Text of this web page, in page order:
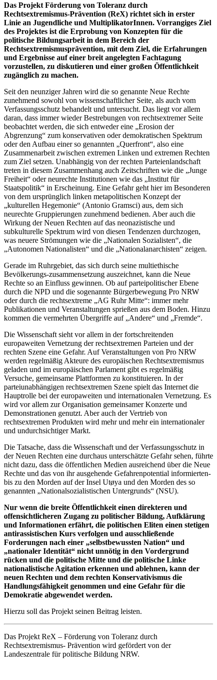
Das Projekt Förderung von Toleranz durch
Rechtsextremismus-Prävention (ReX) richtet sich in erster
Linie an Jugendliche und MultiplikatorInnen. Vorrangiges Ziel
des Projektes ist die Erprobung von Konzepten für die
politische Bildungsarbeit in dem Bereich der
Rechtsextremismusprävention, mit dem Ziel, die Erfahrungen
und Ergebnisse auf einer breit angelegten Fachtagung
vorzustellen, zu diskutieren und einer großen Öffentlichkeit
zugänglich zu machen.
Seit den neunziger Jahren wird die so genannte Neue Rechte
zunehmend sowohl von wissenschaftlicher Seite, als auch vom
Verfassungsschutz behandelt und untersucht. Das liegt vor allem
daran, dass immer wieder Bestrebungen von rechtsextremer Seite
beobachtet werden, die sich entweder eine „Erosion der
Abgrenzung“ zum konservativen oder demokratischen Spektrum
oder den Aufbau einer so genannten „Querfront“, also eine
Zusammenarbeit zwischen extremen Linken und extremen Rechten
zum Ziel setzen. Unabhängig von der rechten Parteienlandschaft
treten in diesem Zusammenhang auch Zeitschriften wie die „Junge
Freiheit“ oder neurechte Institutionen wie das „Institut für
Staatspolitik“ in Erscheinung. Eine Gefahr geht hier im Besonderen
von dem ursprünglich linken metapolitischen Konzept der
„kulturellen Hegemonie“ (Antonio Gramsci) aus, dem sich
neurechte Gruppierungen zunehmend bedienen. Aber auch die
Wirkung der Neuen Rechten auf das neonazistische und
subkulturelle Spektrum wird von diesen Tendenzen durchzogen,
was neuere Strömungen wie die „Nationalen Sozialisten“, die
„Autonomen Nationalisten“ und die „Nationalanarchisten“ zeigen.
Gerade im Ruhrgebiet, das sich durch seine multiethische
Bevölkerungs-zusammensetzung auszeichnet, kann die Neue
Rechte so an Einfluss gewinnen. Ob auf parteipolitischer Ebene
durch die NPD und die sogenannte Bürgerbewegung Pro NRW
oder durch die rechtsextreme „AG Ruhr Mitte“: immer mehr
Publikationen und Veranstaltungen sprießen aus dem Boden. Hinzu
kommen die vermehrten Übergriffe auf „Andere“ und „Fremde“.
Die Wissenschaft sieht vor allem in der fortschreitenden
europaweiten Vernetzung der rechtsextremen Parteien und der
rechten Szene eine Gefahr. Auf Veranstaltungen von Pro NRW
werden regelmäßig Akteure des europäischen Rechtsextremismus
geladen und im europäischen Parlament gibt es regelmäßig
Versuche, gemeinsame Plattformen zu konstituieren. In der
parteiunabhängigen rechtsextremen Szene spielt das Internet die
Hauptrolle bei der europaweiten und internationalen Vernetzung. Es
wird vor allem zur Organisation gemeinsamer Konzerte und
Demonstrationen genutzt. Aber auch der Vertrieb von
rechtsextremen Produkten wird mehr und mehr ein internationaler
und undurchsichtiger Markt.
Die Tatsache, dass die Wissenschaft und der Verfassungsschutz in
der Neuen Rechten eine durchaus unterschätzte Gefahr sehen, führte
nicht dazu, dass die öffentlichen Medien ausreichend über die Neue
Rechte und das von ihr ausgehende Gefahrenpotential informierten-
bis zu den Morden auf der Insel Utøya und den Morden des so
genannten „Nationalsozialistischen Untergrunds“ (NSU).
Nur wenn die breite Öffentlichkeit einen direkteren und
offensichtlicheren Zugang zu politischer Bildung, Aufklärung
und Informationen erfährt, die politischen Eliten einen stetigen
antirassistischen Kurs verfolgen und ausschließende
Forderungen nach einer „selbstbewussten Nation“ und
„nationaler Identität“ nicht unnötig in den Vordergrund
rücken und die politische Mitte und die politische Linke
nationalistische Agitation erkennen und ablehnen, kann der
neuen Rechten und dem rechten Konservativismus die
Handlungsfähigkeit genommen und eine Gefahr für die
Demokratie abgewendet werden.
Hierzu soll das Projekt seinen Beitrag leisten.
Das Projekt ReX – Förderung von Toleranz durch
Rechtsextremismus- Prävention wird gefördert von der
Landeszentrale für politische Bildung NRW.